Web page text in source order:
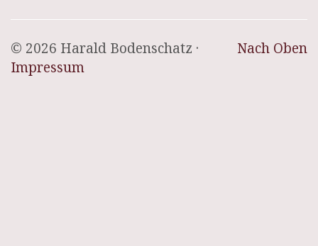
Nach Oben
© 2026 Harald Bodenschatz ·
Impressum